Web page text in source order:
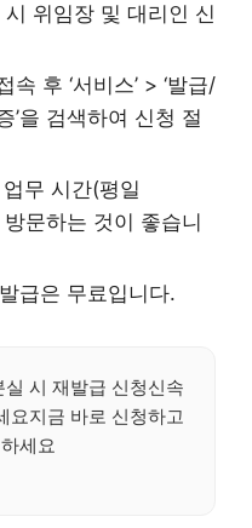
위임장 및 대리인 신
속 후 ‘서비스’ > ‘발급/
’을 검색하여 신청 절
무 시간(평일
문하는 것이 좋습니
급은 무료입니다.
시 재발급 신청신속
요지금 바로 신청하고
세요